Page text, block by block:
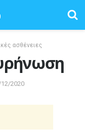
ασθένειες
2020